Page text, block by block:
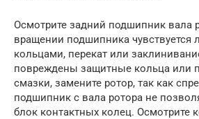
Осмотрите задний подшипник вала
вращении подшипника чувствуется
кольцами, перекат или
повреждены защитные кольца или
смазки, замените ротор, так как
подшипник с вала ротора не
блок контактных колец. Осмотрите